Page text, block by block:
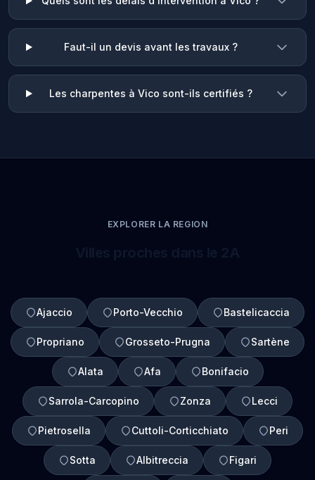
Faut-il un devis avant les travaux ?
Les charpentes à Vico sont-ils certifiés ?
EXPLORER LA REGION
Ajaccio Porto-Vecchio Bastelicaccia
Propriano Grosseto-Prugna Sartène
Alata Afa Bonifacio
Sarrola-Carcopino Zonza Lecci
Pietrosella Cuttoli-Corticchiato Peri
Sotta Albitreccia Figari